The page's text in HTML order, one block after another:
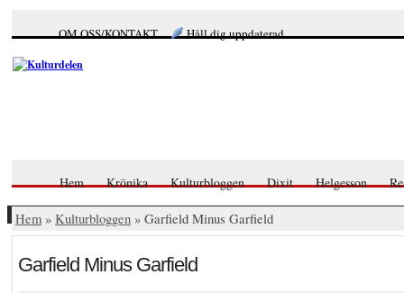
OM OSS/KONTAKT Håll dig uppdaterad
Hem Krönika Kulturbloggen Dixit Helgesson
Hem » Kulturbloggen » Garfield Minus Garfield
Garfield Minus Garfield